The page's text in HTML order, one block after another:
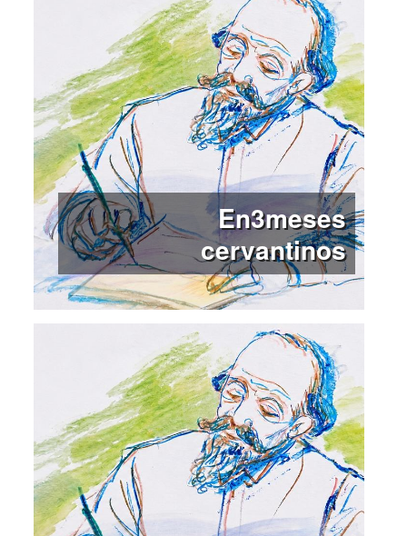
En3meses
cervantinos